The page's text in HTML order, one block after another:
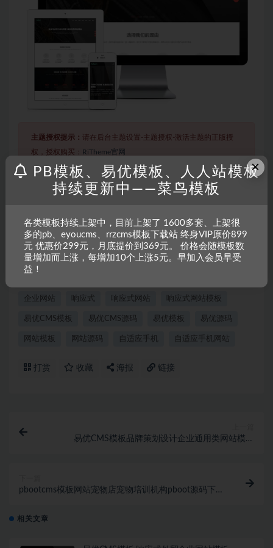
主题授权提示： 请在后台主题设置-主题授权-激活主题的正版授
权，授权购买： RiTheme官网
本站所有文章，如无特殊说明或标注，均为本站原创发
采集、发布本站内容到任何网站、书籍等各类媒体平台。如若本
站内容侵犯了原著者的合法权益，可联系我们进行处理。
企业网站 响应式 响应式网站 响应式网站模板
易优CMS模板 易优CMS源码 易优模板 易优源码
网站模板 网站源码 自适应手机 自适应手机网站
打赏 收藏 海报 链接
易优CMS模板品牌策划设计企业通用类网站模板
pbootcms模板网站宠物店宠物培训机构pboot源码下载
相关文章
×
PB模板、易优模板、人人站模板
持续更新中——菜鸟模板
各类模板持续上架中，目前上架了 1600多套、上架很
多的pb、eyoucms、rrzcms模板下载站 终身VIP原价899
元 优惠价299元，月底提价到369元。 价格会随模板数
量增加而上涨，每增加10个上涨5元。早加入会员早受
益！